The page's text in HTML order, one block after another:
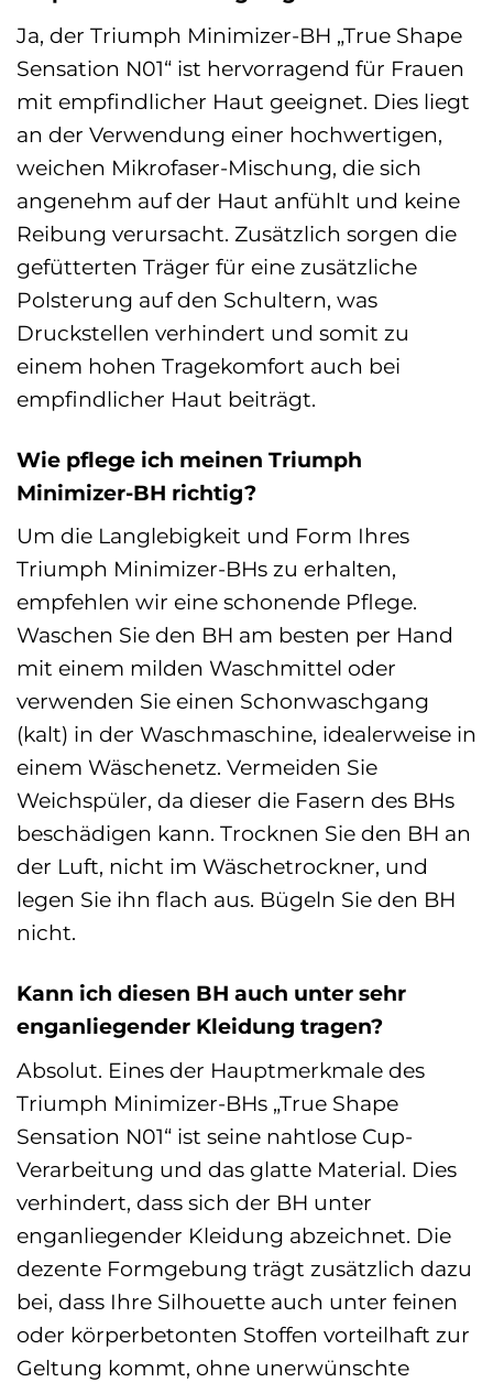
Ja, der Triumph Minimizer-BH „True Shape
Sensation N01“ ist hervorragend für Frauen
mit empfindlicher Haut geeignet. Dies liegt
an der Verwendung einer hochwertigen,
weichen Mikrofaser-Mischung, die sich
angenehm auf der Haut anfühlt und keine
Reibung verursacht. Zusätzlich sorgen die
gefütterten Träger für eine zusätzliche
Polsterung auf den Schultern, was
Druckstellen verhindert und somit zu
einem hohen Tragekomfort auch bei
empfindlicher Haut beiträgt.
Wie pflege ich meinen Triumph
Minimizer-BH richtig?
Um die Langlebigkeit und Form Ihres
Triumph Minimizer-BHs zu erhalten,
empfehlen wir eine schonende Pflege.
Waschen Sie den BH am besten per Hand
mit einem milden Waschmittel oder
verwenden Sie einen Schonwaschgang
(kalt) in der Waschmaschine, idealerweise in
einem Wäschenetz. Vermeiden Sie
Weichspüler, da dieser die Fasern des BHs
beschädigen kann. Trocknen Sie den BH an
der Luft, nicht im Wäschetrockner, und
legen Sie ihn flach aus. Bügeln Sie den BH
nicht.
Kann ich diesen BH auch unter sehr
enganliegender Kleidung tragen?
Absolut. Eines der Hauptmerkmale des
Triumph Minimizer-BHs „True Shape
Sensation N01“ ist seine nahtlose Cup-
Verarbeitung und das glatte Material. Dies
verhindert, dass sich der BH unter
enganliegender Kleidung abzeichnet. Die
dezente Formgebung trägt zusätzlich dazu
bei, dass Ihre Silhouette auch unter feinen
oder körperbetonten Stoffen vorteilhaft zur
Geltung kommt, ohne unerwünschte